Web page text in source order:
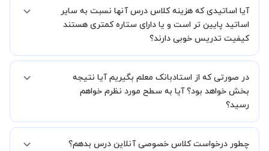
مدیریت بر اساس ستاره آنها در سامانه استادبانک می باشد.
ستاره اساتید به معنای سابقه تدریس آنها در استادبانک است.
آیا اساتیدی که هزینه کلاس درس آنها نسبت به سایر
اساتید پایین تر است و یا دارای ستاره کمتری هستند
کیفیت تدریس خوبی دارند؟
نظرات ثبت شده شاگردان آنها نیز مشهود است، فقط اختلاف هزینه آنها با
اساتید دیگر به دلیل سابقه کاری کمتر آنها می باشد.
در صورتی که از استادبانک معلم بگیریم آیا نتیجه
بخش خواهد بود؟ آیا به سطح مورد نظرم خواهم
رسید؟
شما این اتفاق بیفتد و کلاس نتیجه بخش باشد و به سطح مطلوب خود
چطور درخواست کلاس خصوصی آنلاین درس بدهم؟